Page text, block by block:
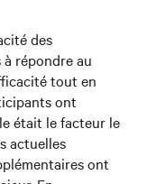
des
répondre au
tout en
ont
était le facteur le
actuelles
ont